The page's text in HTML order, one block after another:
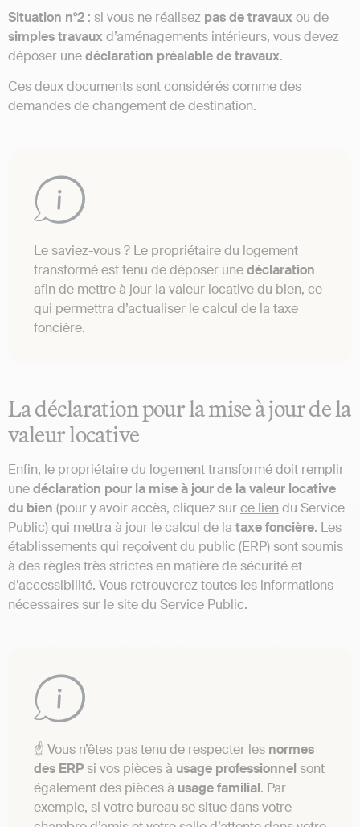
Situation n°2 : si vous ne réalisez pas de travauxou de
simples travauxd’aménagements intérieurs, vous devez
déposer unedéclaration préalable de travaux.
Ces deux documents sont considérés comme des
demandes de changement de destination.
Le saviez-vous ? Le propriétaire du logement
transformé est tenu de déposer unedéclaration
afin de mettre à jour la valeur locative du bien, ce
qui permettra d’actualiser le calcul de la taxe
foncière.
La déclaration pour la mise à jour de la
valeur locative
Enfin, le propriétaire du logement transformé doit remplir
unedéclaration pour la mise à jour de la valeur locative
du bien (pour y avoir accès, cliquez surce lien du Service
Public) qui mettra à jour le calcul de la taxe foncière. Les
établissements qui reçoivent du public (ERP) sont soumis
à des règles très strictes en matière de sécurité et
d’accessibilité. Vous retrouverez toutes les informations
nécessaires sur le site du Service Public.
☝️ Vous n’êtes pas tenu de respecter les normes
des ERPsi vos pièces à usage professionnel sont
également des pièces à usage familial. Par
exemple, si votre bureau se situe dans votre